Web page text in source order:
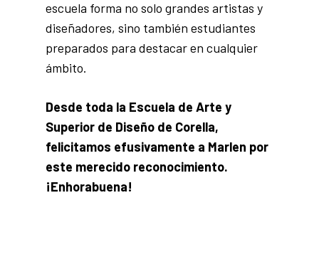
escuela forma no solo grandes artistas y
diseñadores, sino también estudiantes
preparados para destacar en cualquier
ámbito.
Desde toda la Escuela de Arte y
Superior de Diseño de Corella,
felicitamos efusivamente a Marlen por
este merecido reconocimiento.
¡Enhorabuena!